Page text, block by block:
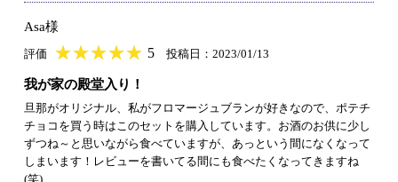
Asa様
評価 ★★★★★
★★★★★ 5 投稿日：2023/01/13
我が家の殿堂入り！
旦那がオリジナル、私がフロマージュブランが好きなので、ポテチ
チョコを買う時はこのセットを購入しています。お酒のお供に少し
ずつね～と思いながら食べていますが、あっという間になくなって
しまいます！レビューを書いてる間にも食べたくなってきますね
(笑)